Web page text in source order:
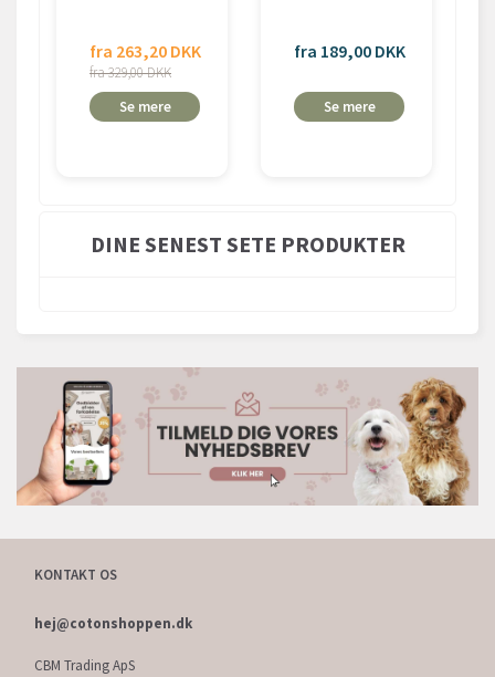
fra 263,20 DKK
fra 329,00 DKK
Se mere
fra 189,00 DKK
Se mere
DINE SENEST SETE PRODUKTER
KONTAKT OS
hej@cotonshoppen.dk
CBM Trading ApS